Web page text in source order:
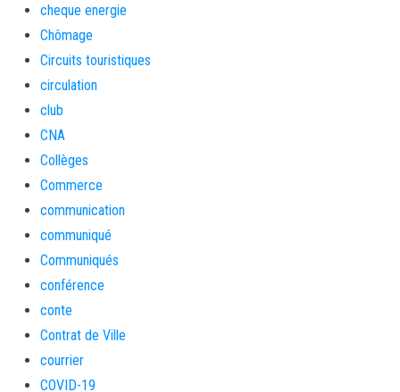
cheque energie
Chômage
Circuits touristiques
circulation
club
CNA
Collèges
Commerce
communication
communiqué
Communiqués
conférence
conte
Contrat de Ville
courrier
COVID-19